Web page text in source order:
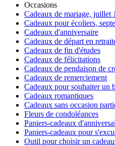
Occasions
Cadeaux de mariage, juillet
Cadeaux pour écoliers,
Cadeaux d'anniversaire
Cadeaux de départ en
Cadeaux de fin d'études
Cadeaux de félicitations
Cadeaux de pendaison de
Cadeaux de remerciement
Cadeaux pour souhaiter un
Cadeaux romantiques
Cadeaux sans occasion
Fleurs de condoléances
Paniers-cadeaux
Paniers-cadeaux pour
Outil pour choisir un